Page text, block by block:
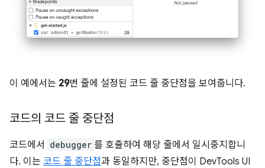
이 예에서는 29번 줄에 설정된 코드 줄 중단점을 보여줍니다.
코드의 코드 줄 중단점
코드에서 debugger 를 호출하여 해당 줄에서 일시중지합니
다. 이는 코드 줄 중단점과 동일하지만, 중단점이 DevTools UI